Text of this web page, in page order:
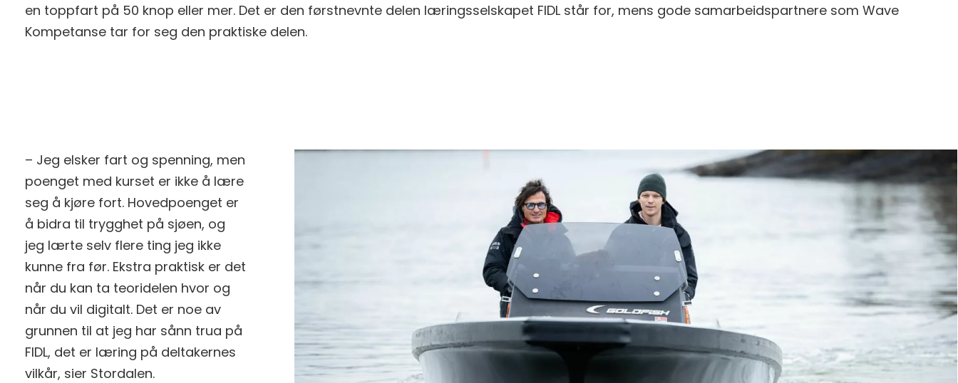
en toppfart på 50 knop eller mer. Det er den førstnevnte delen læringsselskapet FIDL står for, mens gode samarbeidspartnere som Wave
Kompetanse tar for seg den praktiske delen.
– Jeg elsker fart og spenning, men
poenget med kurset er ikke å lære
seg å kjøre fort. Hovedpoenget er
å bidra til trygghet på sjøen, og
jeg lærte selv flere ting jeg ikke
kunne fra før. Ekstra praktisk er det
når du kan ta teoridelen hvor og
når du vil digitalt. Det er noe av
grunnen til at jeg har sånn trua på
FIDL, det er læring på deltakernes
vilkår, sier Stordalen.